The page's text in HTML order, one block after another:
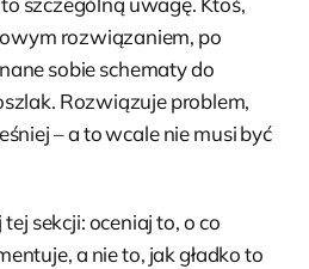
rozwiązaniem, po
sobie schematy do
Rozwiązuje problem,
– a to wcale nie musi być
sekcji: oceniaj to, o co
a nie to, jak gładko to